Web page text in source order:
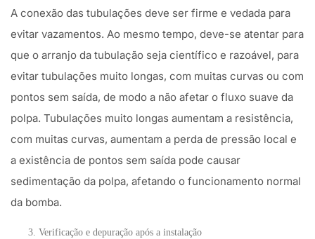
A conexão das tubulações deve ser firme e vedada para
evitar vazamentos. Ao mesmo tempo, deve-se atentar para
que o arranjo da tubulação seja científico e razoável, para
evitar tubulações muito longas, com muitas curvas ou com
pontos sem saída, de modo a não afetar o fluxo suave da
polpa. Tubulações muito longas aumentam a resistência,
com muitas curvas, aumentam a perda de pressão local e
a existência de pontos sem saída pode causar
sedimentação da polpa, afetando o funcionamento normal
da bomba.
Verificação e depuração após a instalação